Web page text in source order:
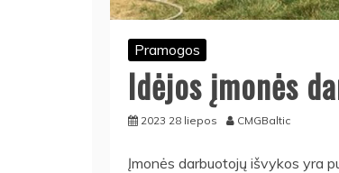
Pramogos
Idėjos įmonės
2023 28 liepos CMGBaltic
Įmonės darbuotojų išvykos yra